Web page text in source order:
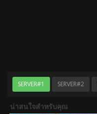
SERVER#1 SERVER#2